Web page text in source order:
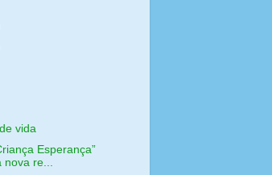
vida
Esperança”
nova re...